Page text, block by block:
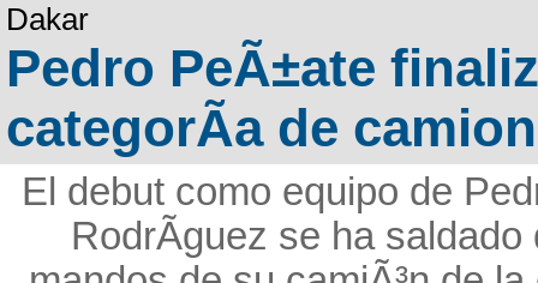
Dakar
Pedro PeÃ±ate
categorÃ­a de
El debut como equipo de
RodrÃ­guez se ha